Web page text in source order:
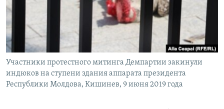
ПОБЕДИТЕЛЕЙ НЕ СУДЯТ?
КРЫМ.НЕПОКОРЕННЫЙ
ELIFBE
УКРАИНСКАЯ ПРОБЛЕМА КРЫМА
ПРИСОЕДИНЯЙТЕСЬ!
Все сайты RFE/RL
Участники протестного митинга Демпартии закинули
индюков на ступени здания аппарата президента
Республики Молдова, Кишинев, 9 июня 2019 года